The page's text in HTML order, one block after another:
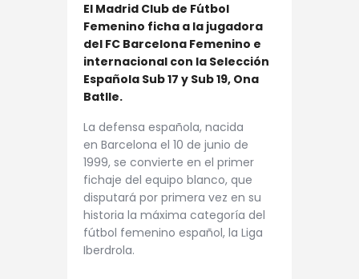
El Madrid Club de Fútbol
Femenino ficha a la jugadora
del FC Barcelona Femenino e
internacional con la Selección
Española Sub 17 y Sub 19, Ona
Batlle.
La defensa española, nacida
en Barcelona el 10 de junio de
1999, se convierte en el primer
fichaje del equipo blanco, que
disputará por primera vez en su
historia la máxima categoría del
fútbol femenino español, la Liga
Iberdrola.